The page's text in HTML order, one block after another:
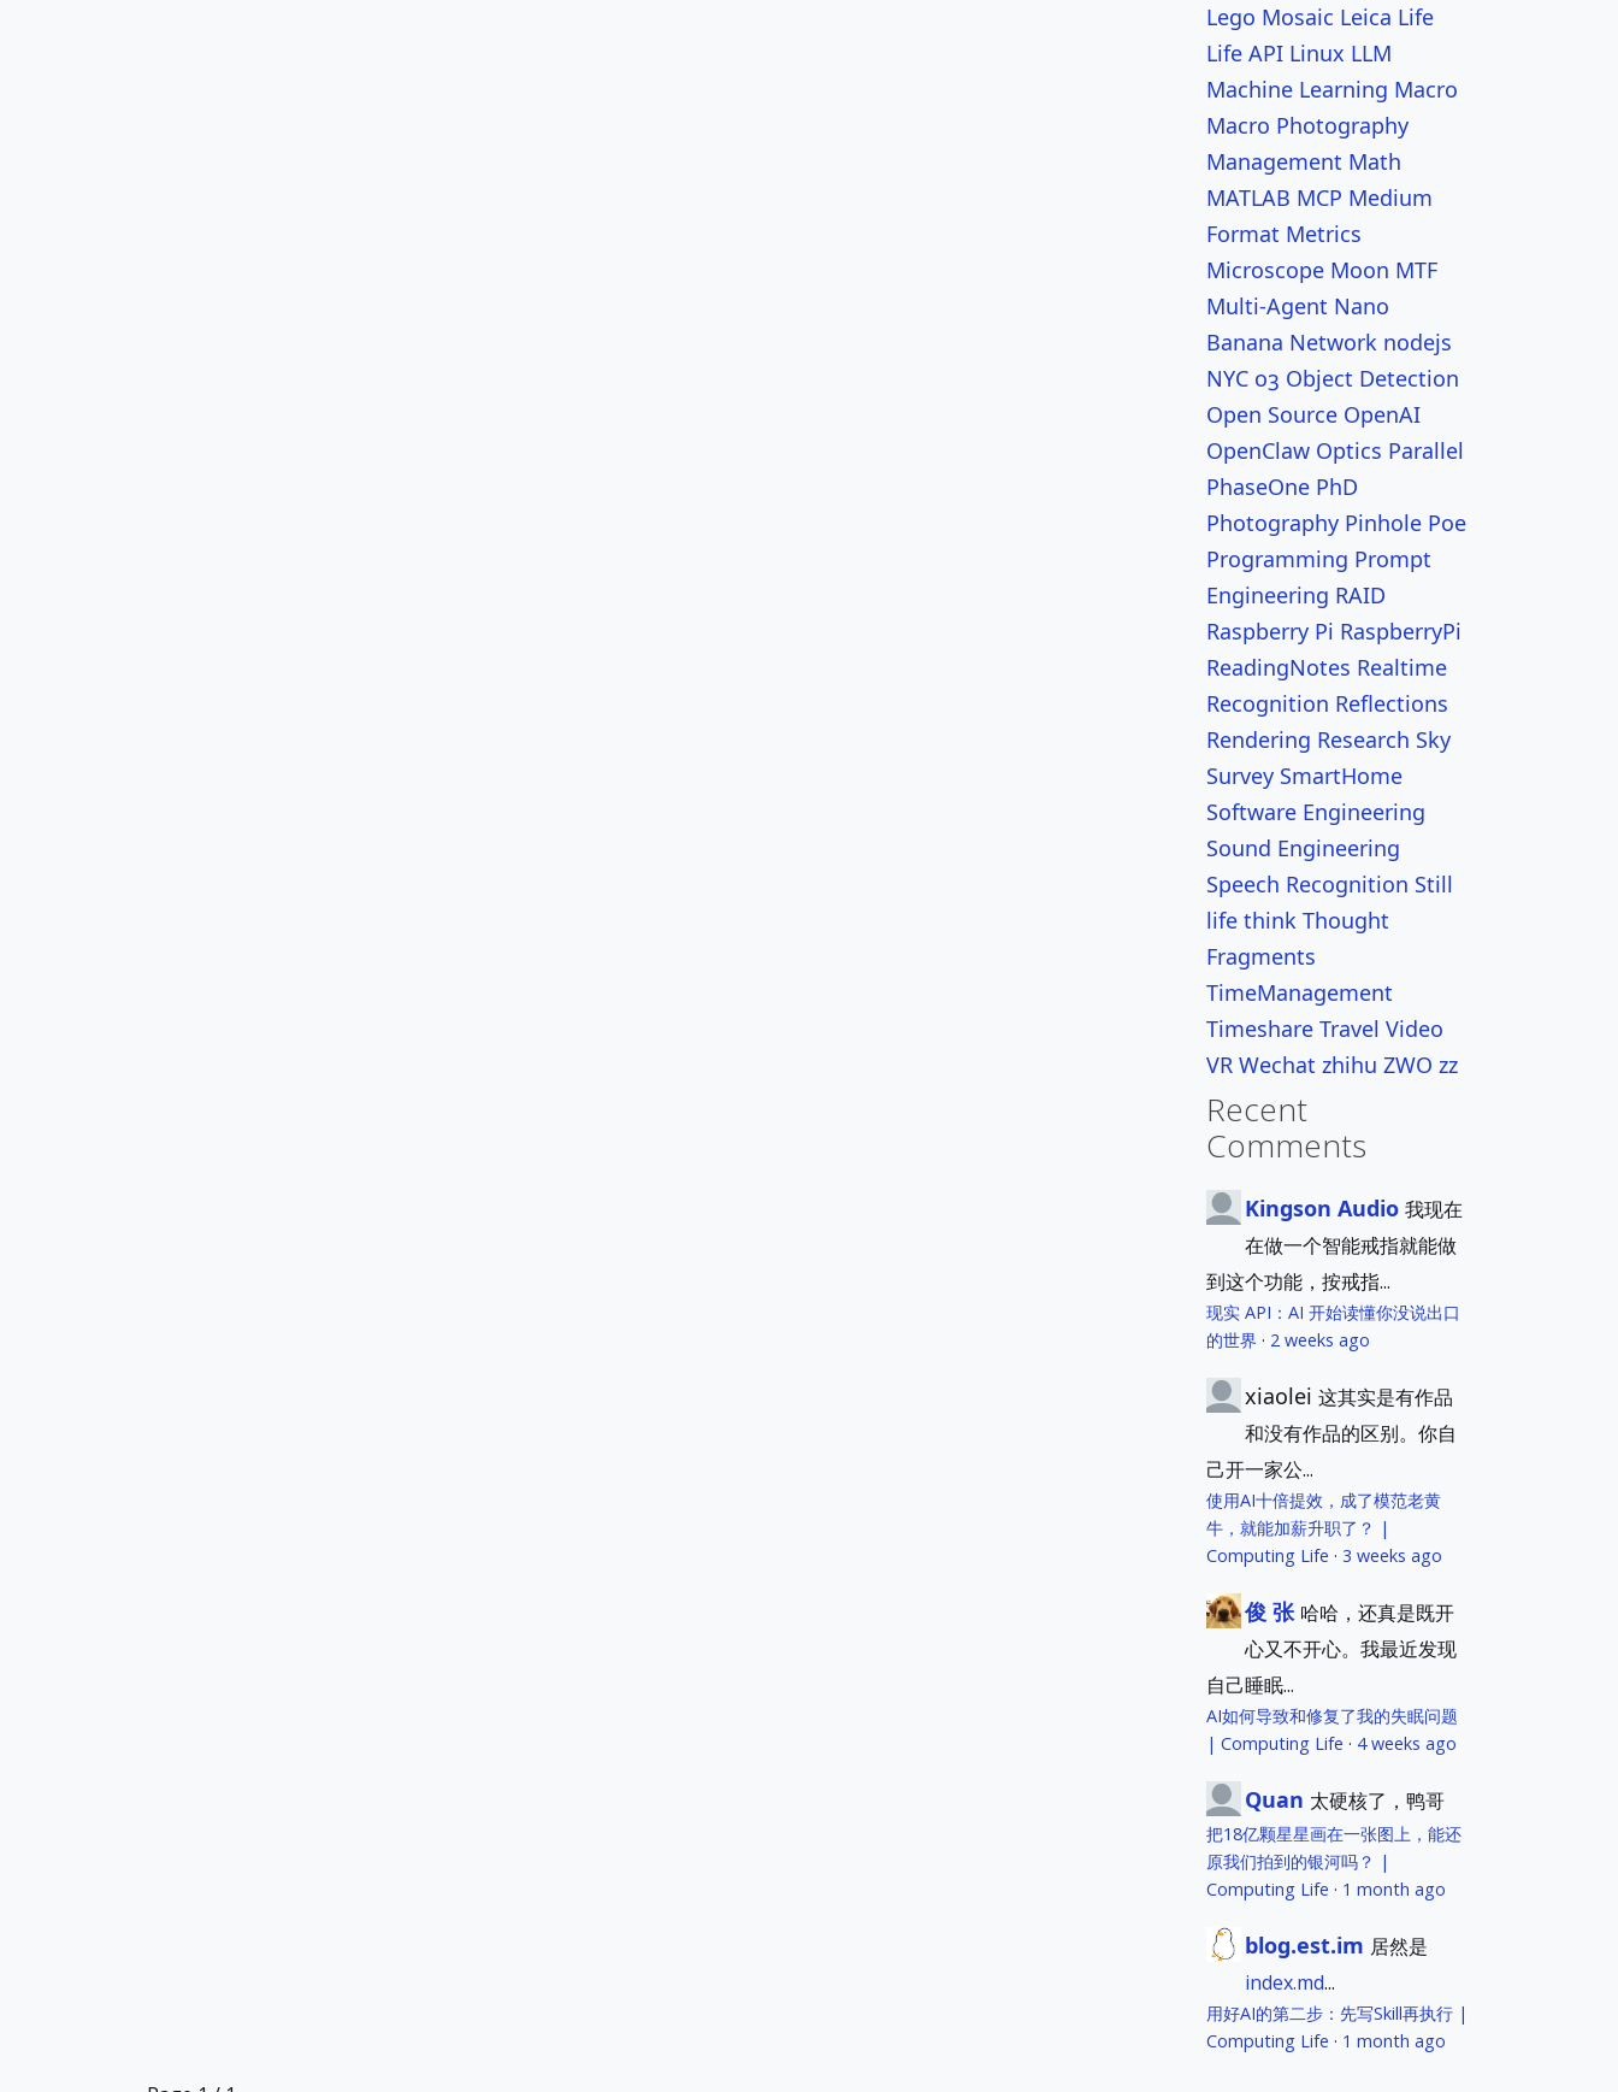
Lego Mosaic Leica Life
Life API Linux LLM
Machine Learning Macro
Macro Photography
Management Math
MATLAB MCP Medium
Format Metrics
Microscope Moon MTF
Multi-Agent Nano
Banana Network nodejs
NYC o3 Object Detection
Open Source OpenAI
OpenClaw Optics Parallel
PhaseOne PhD
Photography Pinhole Poe
Programming Prompt
Engineering RAID
Raspberry Pi RaspberryPi
ReadingNotes Realtime
Recognition Reflections
Rendering Research Sky
Survey SmartHome
Software Engineering
Sound Engineering
Speech Recognition Still
life think Thought
Fragments
TimeManagement
Timeshare Travel Video
VR Wechat zhihu ZWO zz
Recent
Comments
Kingson Audio 我现在
在做一个智能戒指就能做
到这个功能，按戒指...
现实 API：AI 开始读懂你没说出口
的世界 · 2 weeks ago
xiaolei 这其实是有作品
和没有作品的区别。你自
己开一家公...
使用AI十倍提效，成了模范老黄
牛，就能加薪升职了？ |
Computing Life · 3 weeks ago
俊 张 哈哈，还真是既开
心又不开心。我最近发现
自己睡眠...
AI如何导致和修复了我的失眠问题
| Computing Life · 4 weeks ago
Quan 太硬核了，鸭哥
把18亿颗星星画在一张图上，能还
原我们拍到的银河吗？ |
Computing Life · 1 month ago
blog.est.im 居然是
index.md...
用好AI的第二步：先写Skill再执行 |
Computing Life · 1 month ago